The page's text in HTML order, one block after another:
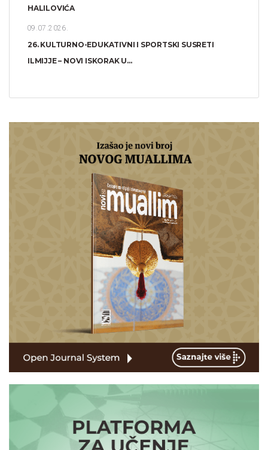
HALILOVIĆA
09.07.2026.
26. KULTURNO-EDUKATIVNI I SPORTSKI SUSRETI
ILMIJJE – NOVI ISKORAK U...